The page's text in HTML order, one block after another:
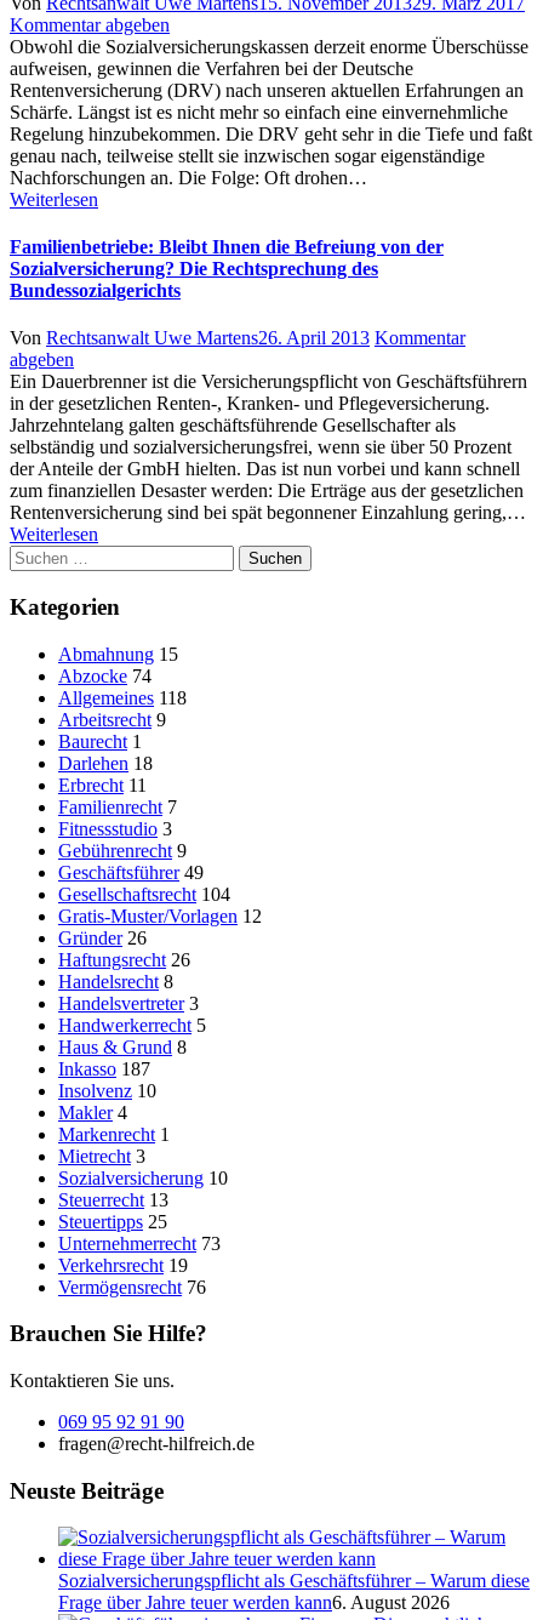
Kommentar abgeben
Obwohl die Sozialversicherungskassen derzeit enorme Überschüsse
aufweisen, gewinnen die Verfahren bei der Deutsche
Rentenversicherung (DRV) nach unseren aktuellen Erfahrungen an
Schärfe. Längst ist es nicht mehr so einfach eine einvernehmliche
Regelung hinzubekommen. Die DRV geht sehr in die Tiefe und faßt
genau nach, teilweise stellt sie inzwischen sogar eigenständige
Nachforschungen an. Die Folge: Oft drohen…
Weiterlesen
Familienbetriebe: Bleibt Ihnen die Befreiung von der
Sozialversicherung? Die Rechtsprechung des
Bundessozialgerichts
Author
Von Rechtsanwalt Uwe MartensPosted
26. April 2013 Kommentar
abgeben
Ein Dauerbrenner ist die Versicherungspflicht von Geschäftsführern
in der gesetzlichen Renten-, Kranken- und Pflegeversicherung.
Jahrzehntelang galten geschäftsführende Gesellschafter als
selbständig und sozialversicherungsfrei, wenn sie über 50 Prozent
der Anteile der GmbH hielten. Das ist nun vorbei und kann schnell
zum finanziellen Desaster werden: Die Erträge aus der gesetzlichen
Rentenversicherung sind bei spät begonnener Einzahlung gering,…
Weiterlesen
Suchen
nach:
Kategorien
Abmahnung 15
Abzocke 74
Allgemeines 118
Arbeitsrecht 9
Baurecht 1
Darlehen 18
Erbrecht 11
Familienrecht 7
Fitnessstudio 3
Gebührenrecht 9
Geschäftsführer 49
Gesellschaftsrecht 104
Gratis-Muster/Vorlagen 12
Gründer 26
Haftungsrecht 26
Handelsrecht 8
Handelsvertreter 3
Handwerkerrecht 5
Haus & Grund 8
Inkasso 187
Insolvenz 10
Makler 4
Markenrecht 1
Mietrecht 3
Sozialversicherung 10
Steuerrecht 13
Steuertipps 25
Unternehmerrecht 73
Verkehrsrecht 19
Vermögensrecht 76
Brauchen Sie Hilfe?
Kontaktieren Sie uns.
069 95 92 91 90
fragen@recht-hilfreich.de
Neuste Beiträge
Sozialversicherungspflicht als Geschäftsführer – Warum diese
Frage über Jahre teuer werden kann6. August 2026